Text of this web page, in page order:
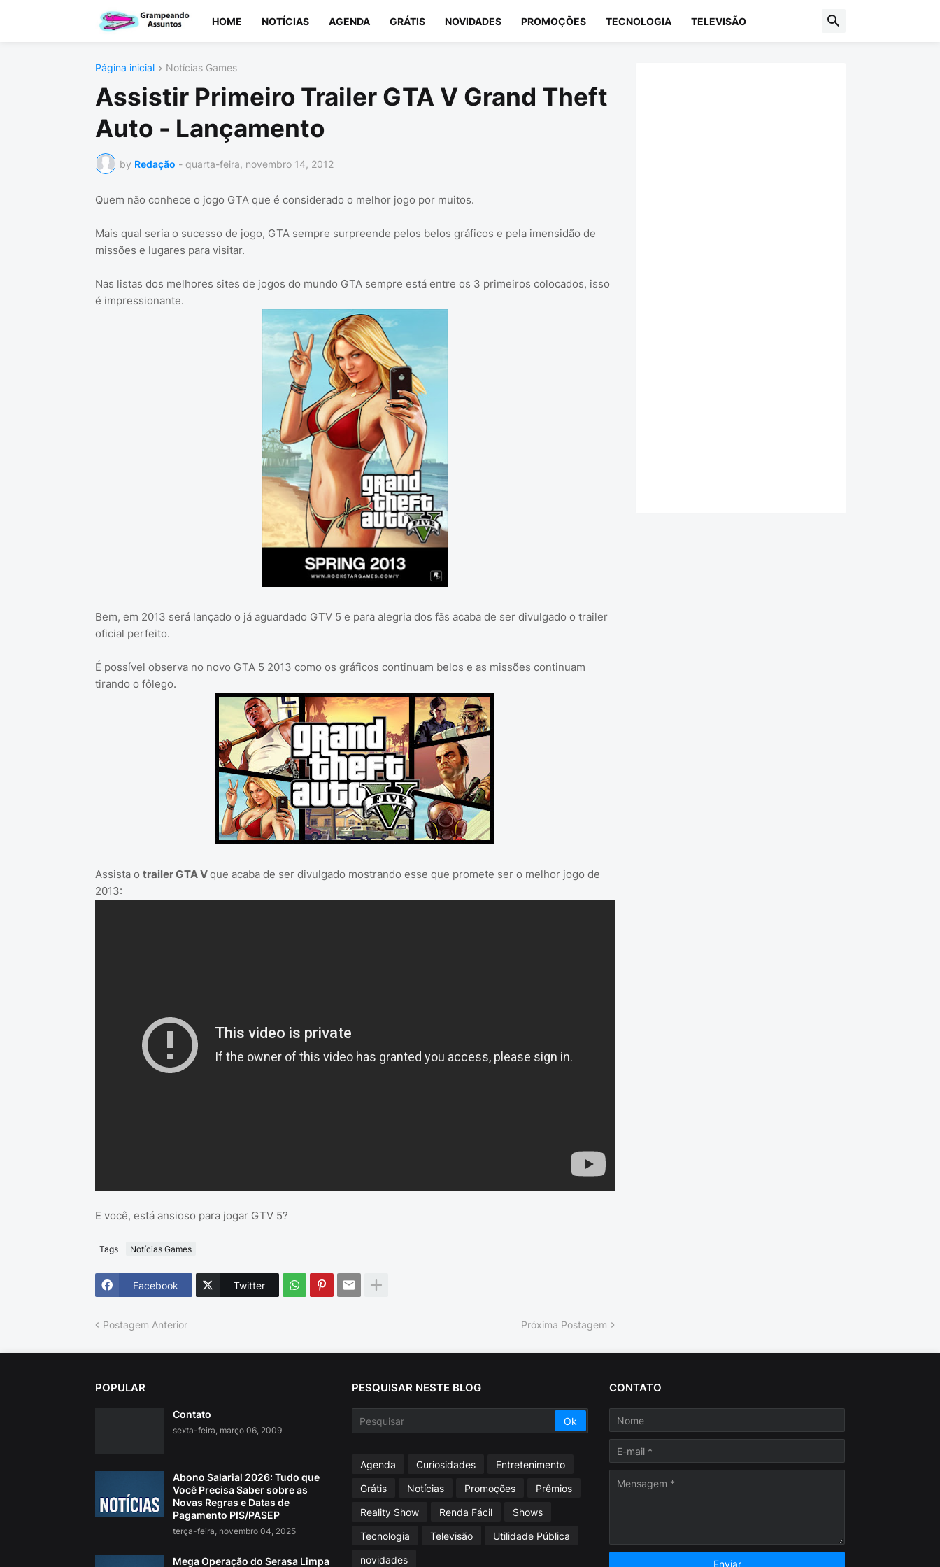
HOME NOTÍCIAS AGENDA GRÁTIS NOVIDADES PROMOÇÕES TECNOLOGIA TELEVISÃO
Página inicial Notícias Games
Assistir Primeiro Trailer GTA V Grand Theft
Auto - Lançamento
by Redação - quarta-feira, novembro 14, 2012
Quem não conhece o jogo GTA que é considerado o melhor jogo por muitos.
Mais qual seria o sucesso de jogo, GTA sempre surpreende pelos belos gráficos e pela imensidão de
missões e lugares para visitar.
Nas listas dos melhores sites de jogos do mundo GTA sempre está entre os 3 primeiros colocados, isso
é impressionante.
Bem, em 2013 será lançado o já aguardado GTV 5 e para alegria dos fãs acaba de ser divulgado o trailer
oficial perfeito.
É possível observa no novo GTA 5 2013 como os gráficos continuam belos e as missões continuam
tirando o fôlego.
Assista o trailer GTA Vque acaba de ser divulgado mostrando esse que promete ser o melhor jogo de
2013:
E você, está ansioso para jogar GTV 5?
Tags Notícias Games
Facebook Twitter
Postagem Anterior Próxima Postagem
POPULAR
Contato
sexta-feira, março 06, 2009
Abono Salarial 2026: Tudo que
Você Precisa Saber sobre as
Novas Regras e Datas de
Pagamento PIS/PASEP
terça-feira, novembro 04, 2025
Mega Operação do Serasa Limpa
PESQUISAR NESTE BLOG
Agenda Curiosidades
Entretenimento
Grátis
Notícias Promoções
Prêmios
Reality Show
Renda Fácil
Shows
Tecnologia
Televisão
Utilidade Pública
novidades
CONTATO